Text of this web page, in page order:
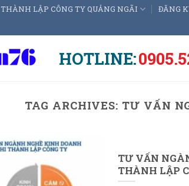
THÀNH LẬP CÔNG TY QUẢNG NGÃI ĐĂNG
HOTLINE:
TAG ARCHIVES: TƯ VẤN
TƯ VẤN
THÀNH LẬP